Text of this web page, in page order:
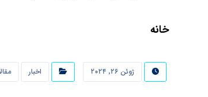
خانه
ژوئن ۲۶, ۲۰۲۴ اخبار